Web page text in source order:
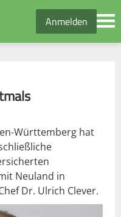
Anmelden
Württemberg hat
Neuland in
Dr. Ulrich Clever.